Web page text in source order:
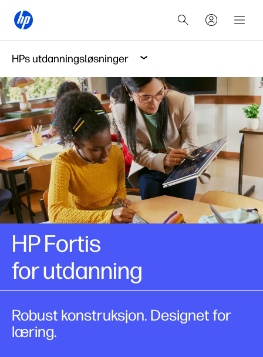
HPs utdanningsløsninger
HP Fortis
for utdanning
Robust konstruksjon. Designet for
læring.